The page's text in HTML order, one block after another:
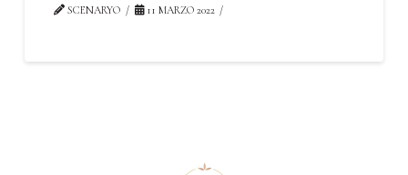
SCENARYO 11 MARZO 2022